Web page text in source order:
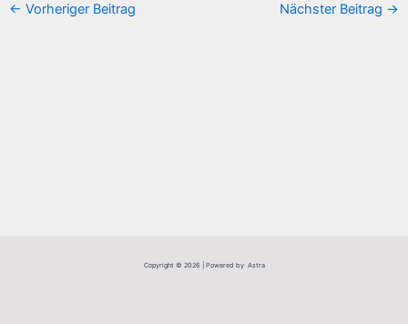
← Vorheriger Beitrag Nächster Beitrag →
Copyright © 2026 | Powered by Astra